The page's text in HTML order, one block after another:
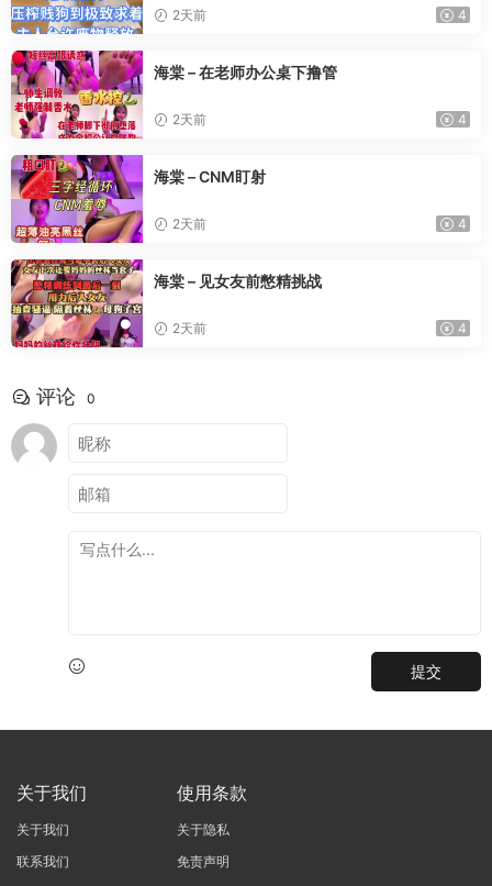
2天前 4
海棠 – 在老师办公桌下撸管
2天前 4
海棠 – CNM盯射
2天前 4
海棠 – 见女友前憋精挑战
2天前 4
评论 0
提交
关于我们
关于我们
联系我们
使用条款
关于隐私
免责声明